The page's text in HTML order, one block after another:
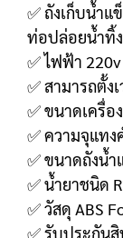
✅ ถังเก็บน้ำแ
ท่อปล่อยน้ำทิ้ง
✅ ไฟฟ้า
✅ สามารถตั้ง
✅ ขนาดเครื่อ
✅ ความจุแทง
✅ ขนาดถังน้ำ
✅ น้ำยาชนิด
✅ วัสดุ ABS
✅ รับประกัน